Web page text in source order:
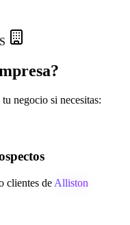
negocio si necesitas:
clientes de Alliston